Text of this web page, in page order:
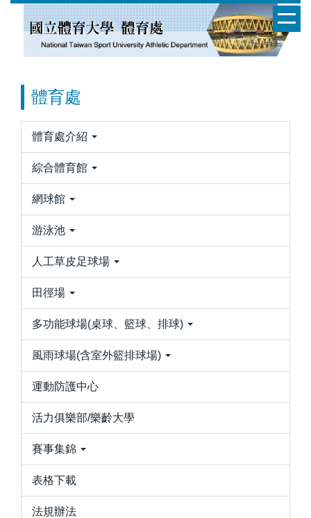
體育處
體育處介紹
綜合體育館
網球館
游泳池
人工草皮足球場
田徑場
多功能球場(桌球、籃球、排球)
風雨球場(含室外籃排球場)
運動防護中心
活力俱樂部/樂齡大學
賽事集錦
表格下載
法規辦法